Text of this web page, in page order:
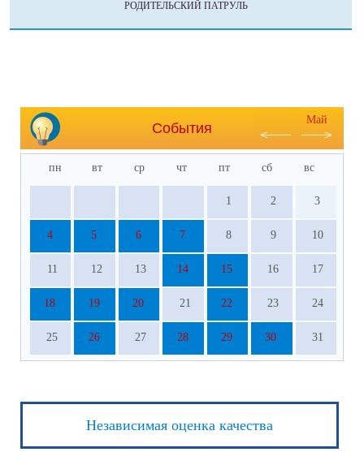
РОДИТЕЛЬСКИЙ ПАТРУЛЬ
События
Май
пн вт ср чт пт сб вс
1 2 3
4 5 6 7 8 9 10
11 12 13 14 15 16 17
18 19 20 21 22 23 24
25 26 27 28 29 30 31
Независимая оценка качества